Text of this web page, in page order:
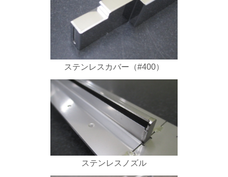
ステンレスカバー（#400）
ステンレスノズル